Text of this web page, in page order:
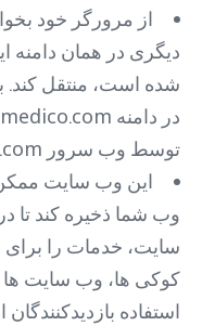
از مرورگر خود
دیگری در همان دامنه
شده است، منتقل کند.
توسط وب سرور www.xcmedico.com را بازیابی کنند.
این وب سایت
وب شما ذخیره کند تا
سایت، خدمات را برای
کوکی ها، وب سایت ها
استفاده